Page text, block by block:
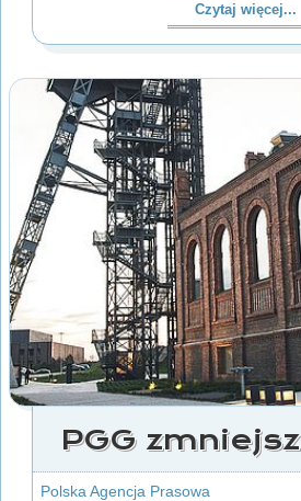
Czytaj więcej...
PGG
Polska Agencja Prasowa